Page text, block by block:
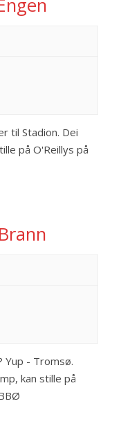
til Stadion. Dei
på O'Reillys på
Yup - Tromsø.
kan stille på